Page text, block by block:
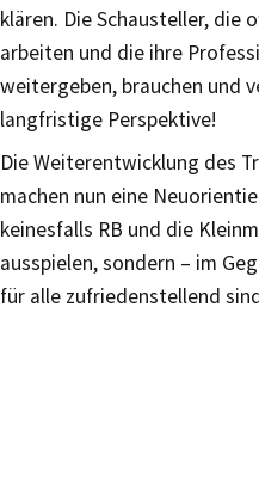
klären. Die Schausteller, die
arbeiten und die ihre
weitergeben, brauchen und
langfristige Perspektive!
Die Weiterentwicklung des
machen nun eine
keinesfalls RB und die
ausspielen, sondern – im
für alle zufriedenstellend